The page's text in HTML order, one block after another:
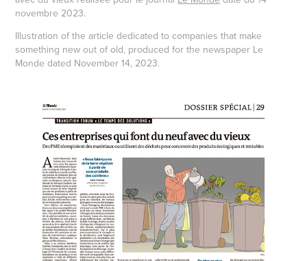
novembre 2023.
Illustration of the article dedicated to companies that make
something new out of old, produced for the newspaper Le
Monde dated November 14, 2023.